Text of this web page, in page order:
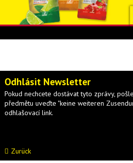
Odhlásit Newsletter
Pokud nechcete dostávat tyto zprávy,
předmětu uveďte "keine weiteren
odhlašovací link.
Zurück